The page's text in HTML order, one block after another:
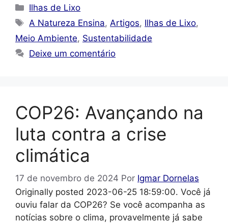
Categorias
Ilhas de Lixo
Tags
A Natureza Ensina,Artigos, Ilhas de Lixo,
Meio Ambiente, Sustentabilidade
Deixe um comentário
COP26: Avançando na
luta contra a crise
climática
17 de novembro de 2024 Por Igmar Dornelas
Originally posted 2023-06-25 18:59:00. Você já
ouviu falar da COP26? Se você acompanha as
notícias sobre o clima, provavelmente já sabe